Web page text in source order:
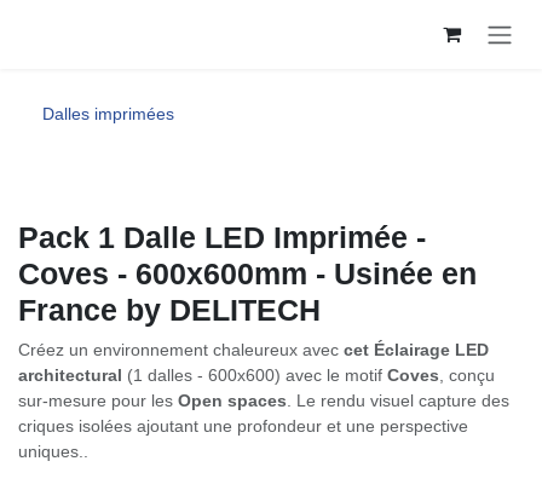
Dalles imprimées
Pack 1 Dalle LED Imprimée -
Coves - 600x600mm - Usinée en
France by DELITECH
Créez un environnement chaleureux avec cet Éclairage LED
architectural (1 dalles - 600x600) avec le motif Coves , conçu
sur-mesure pour les Open spaces . Le rendu visuel capture des
criques isolées ajoutant une profondeur et une perspective
uniques..